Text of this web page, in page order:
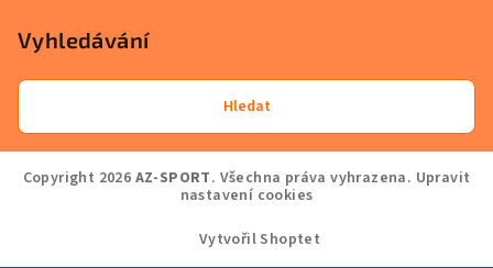
Vyhledávání
Hledat
Copyright 2026 AZ-SPORT. Všechna práva vyhrazena. Upravit
nastavení cookies
Vytvořil Shoptet